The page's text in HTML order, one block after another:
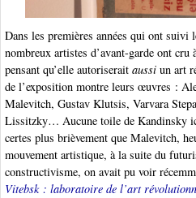
Dans les premières années qui ont suivi
nombreux artistes d’avant-garde ont
pensant qu’elle autoriserait aussi un art
de l’exposition montre leurs œuvres :
Malevitch, Gustav Klutsis, Varvara
Lissitzky… Aucune toile de Kandinsky
certes plus brièvement que Malevitch,
mouvement artistique, à la suite du
constructivisme, on avait pu voir
Vitebsk : laboratoire de l’art